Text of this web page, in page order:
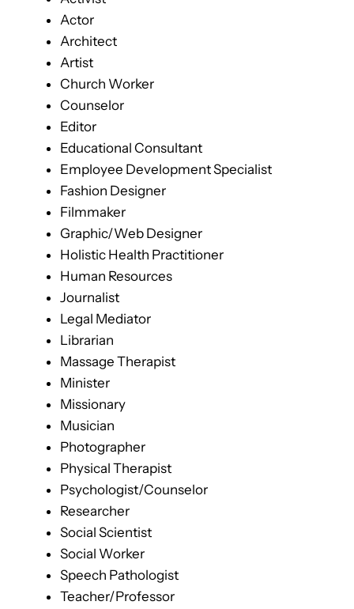
Actor
Architect
Artist
Church Worker
Counselor
Editor
Educational Consultant
Employee Development Specialist
Fashion Designer
Filmmaker
Graphic/Web Designer
Holistic Health Practitioner
Human Resources
Journalist
Legal Mediator
Librarian
Massage Therapist
Minister
Missionary
Musician
Photographer
Physical Therapist
Psychologist/Counselor
Researcher
Social Scientist
Social Worker
Speech Pathologist
Teacher/Professor